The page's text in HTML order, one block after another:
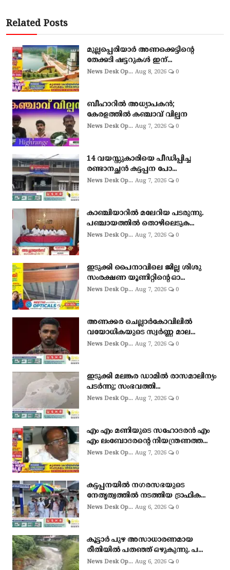
Related Posts
മുല്ലപ്പെരിയാർ അണക്കെട്ടിന്റെ
തേക്കടി ഷട്ടറുകൾ ഇന്...
News Desk Op... Aug 8, 2026 0
ബീഹാറിൽ അധ്യാപകൻ;
കേരളത്തിൽ കഞ്ചാവ് വില്പന
News Desk Op... Aug 7, 2026 0
14 വയസ്സുകാരിയെ പീഡിപ്പിച്ച
രണ്ടാനച്ഛൻ കട്ടപ്പന പോ...
News Desk Op... Aug 7, 2026 0
കാഞ്ചിയാറിൽ മലേറിയ പടരുന്നു.
പഞ്ചായത്തിൽ തൊഴിലെടുക...
News Desk Op... Aug 7, 2026 0
ഇടുക്കി പൈനാവിലെ ജില്ല ശിശു
സംരക്ഷണ യൂണിറ്റിന്റെ ഓ...
News Desk Op... Aug 7, 2026 0
അണക്കര ചെല്ലാര്‍കോവിലില്‍
വയോധികയുടെ സ്വര്‍ണ്ണ മാല...
News Desk Op... Aug 7, 2026 0
ഇടുക്കി മലങ്കര ഡാമിൽ രാസമാലിന്യം
പടർന്നു; സംഭവത്തി...
News Desk Op... Aug 7, 2026 0
എം എം മണിയുടെ സഹോദരൻ എം
എം ലംബോദരൻ്റെ നിയന്ത്രണത്ത...
News Desk Op... Aug 7, 2026 0
കട്ടപ്പനയിൽ നഗരസഭയുടെ
നേതൃത്വത്തിൽ നടത്തിയ ട്രാഫിക...
News Desk Op... Aug 6, 2026 0
കൂട്ടാർ പുഴ അസാധാരണമായ
രീതിയിൽ പതഞ്ഞ് ഒഴുകുന്നു. പ...
News Desk Op... Aug 6, 2026 0